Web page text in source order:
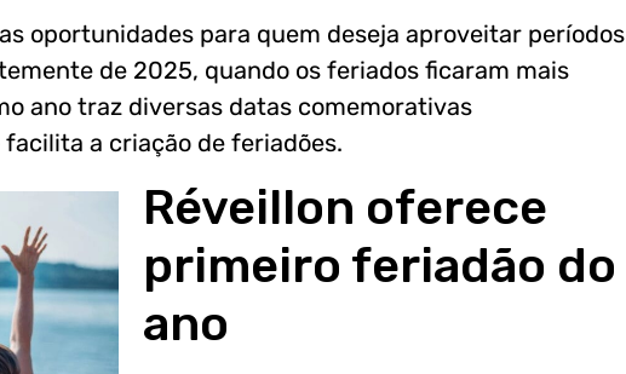
oportunidades para quem deseja aproveitar períodos
de 2025, quando os feriados ficaram mais
ano traz diversas datas comemorativas
a criação de feriadões.
Réveillon oferece
primeiro feriadão do
ano